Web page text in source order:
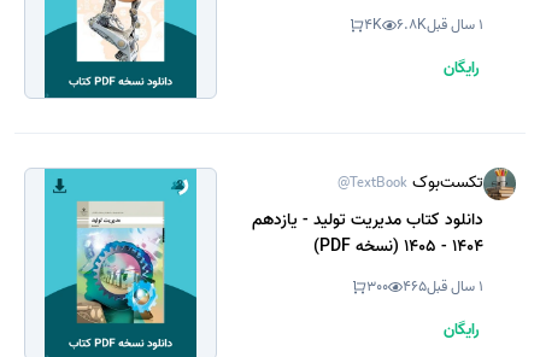
1 سال قبل 6.8K
4K
رایگان
تکست‌بوک @TextBook
دانلود کتاب مدیریت تولید - یازدهم
1404 - 1405 (نسخه PDF)
1 سال قبل 465
300
رایگان